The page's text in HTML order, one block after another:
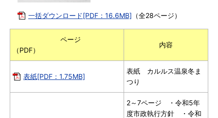
一括ダウンロード[PDF：16.6MB] （全28ページ）
ページ
（PDF）
内容
表紙[PDF：1.75MB]
表紙 カルルス温泉冬ま
つり
2～7ページ ・令和5年
度市政執行方針 ・令和